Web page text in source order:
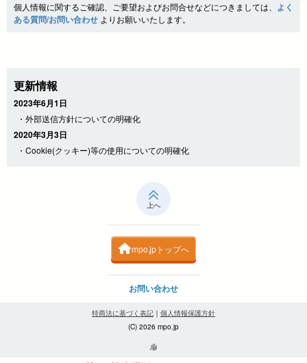
個人情報に関するご確認、ご要望およびお問合せなどにつきましては、 よく
ある質問/お問い合わせよりお願いいたします。
更新情報
2023年6月1日
・外部送信方針についての明確化
2020年3月3日
・Cookie(クッキー)等の使用についての明確化
上へ
mpo.jpトップへ
お問い合わせ
特商法に基づく表記 ｜ 個人情報保護方針
(C) 2026 mpo.jp